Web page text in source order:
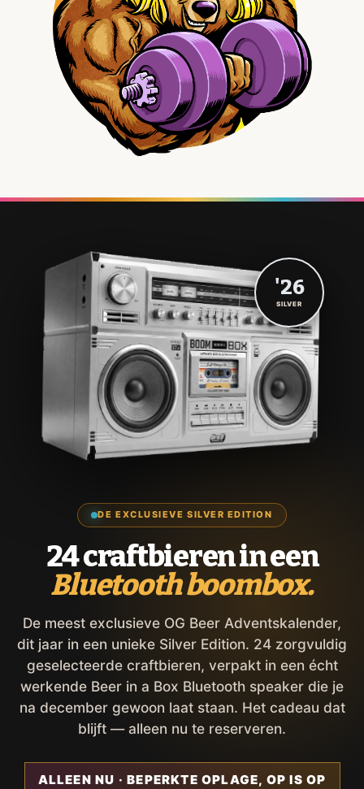
DE EXCLUSIEVE SILVER EDITION
24 craftbieren in een
Bluetooth boombox.
De meest exclusieve OG Beer Adventskalender,
dit jaar in een unieke Silver Edition. 24 zorgvuldig
geselecteerde craftbieren, verpakt in een écht
werkende Beer in a Box Bluetooth speaker die je
na december gewoon laat staan. Het cadeau dat
blijft — alleen nu te reserveren.
ALLEEN NU · BEPERKTE OPLAGE, OP IS OP
'26
SILVER